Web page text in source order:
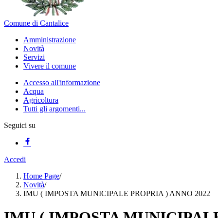
Comune di Cantalice
Amministrazione
Novità
Servizi
Vivere il comune
Accesso all'informazione
Acqua
Agricoltura
Tutti gli argomenti...
Seguici su
Accedi
Home Page/
Novità/
IMU ( IMPOSTA MUNICIPALE PROPRIA ) ANNO 2022